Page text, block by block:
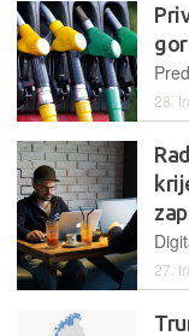
28.
27.